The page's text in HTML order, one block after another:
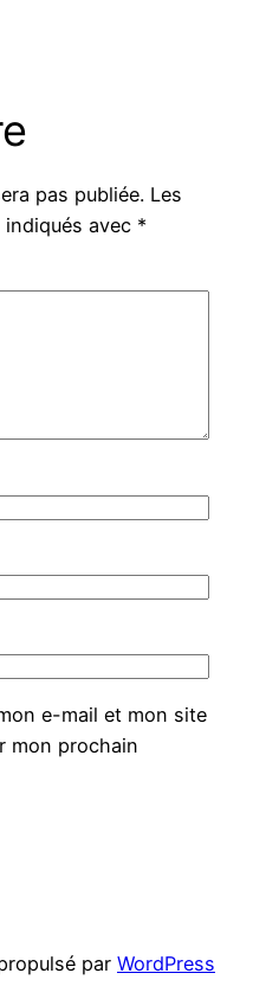
pas publiée. Les
avec *
e-mail et mon site
mon prochain
par WordPress